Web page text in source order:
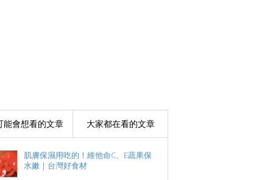
能會想看的文章 大家都在看的文章
肌膚保濕用吃的！維他命C、E蔬果保
水嫩｜台灣好食材